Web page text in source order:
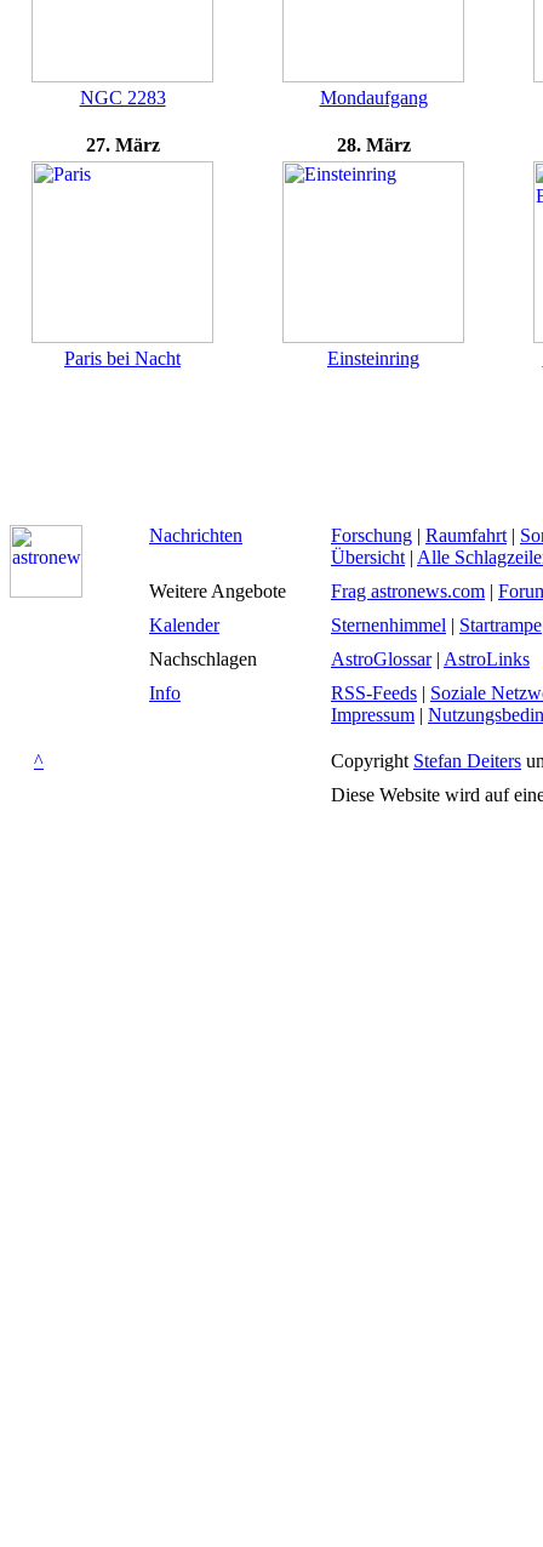
NGC 2283 Mondaufgang
27. März 28. März
Paris bei Nacht Einsteinring
Nachrichten Forschung | Raumfahrt |
Übersicht | Alle
Weitere Angebote
Frag astronews.com |
Kalender
Sternenhimmel | Startrampe
Nachschlagen
AstroGlossar| AstroLinks
Info
RSS-Feeds | Soziale
Impressum |
^ Copyright Stefan Deiters
Diese Website wird auf